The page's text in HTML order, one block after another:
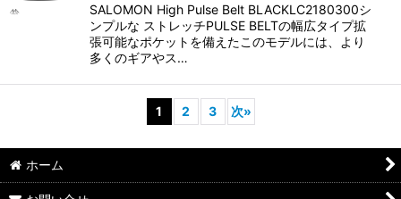
SALOMON High Pulse Belt BLACKLC2180300シ
ンプルな ストレッチPULSE BELTの幅広タイプ拡
張可能なポケットを備えたこのモデルには、より
多くのギアやス…
1 2 3 次»
ホーム